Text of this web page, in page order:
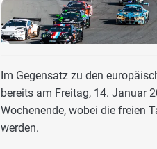
Im Gegensatz zu den
bereits am Freitag, 14. Januar
Wochenende, wobei die freien
werden.